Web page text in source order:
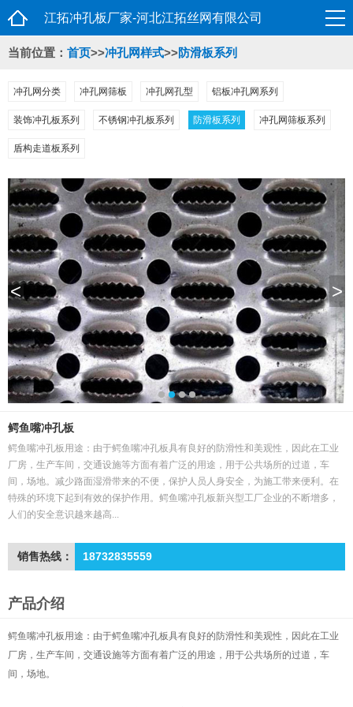
江拓冲孔板厂家-河北江拓丝网有限公司
当前位置： 首页>>冲孔网样式>>防滑板系列
冲孔网分类 冲孔网筛板 冲孔网孔型 铝板冲孔网系列
装饰冲孔板系列 不锈钢冲孔板系列 防滑板系列 冲孔网筛板系列
盾构走道板系列
< >
鳄鱼嘴冲孔板
鳄鱼嘴冲孔板用途：由于鳄鱼嘴冲孔板具有良好的防滑性和美观性，因此在工业
厂房，生产车间，交通设施等方面有着广泛的用途，用于公共场所的过道，车
间，场地。减少路面湿滑带来的不便，保护人员人身安全，为施工带来便利。在
特殊的环境下起到有效的保护作用。鳄鱼嘴冲孔板新兴型工厂企业的不断增多，
人们的安全意识越来越高...
销售热线： 18732835559
产品介绍
鳄鱼嘴冲孔板用途：由于鳄鱼嘴冲孔板具有良好的防滑性和美观性，因此在工业
厂房，生产车间，交通设施等方面有着广泛的用途，用于公共场所的过道，车
间，场地。